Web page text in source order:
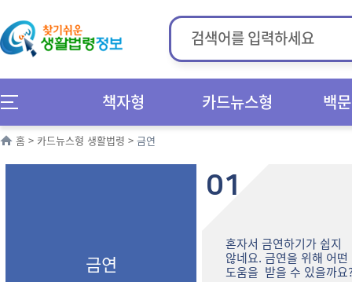
책자형 카드뉴스형 백
홈 > 카드뉴스형 생활법령 > 금연
금연
01
혼자서 금연하기가 쉽지
않네요. 금연을 위해 어떤
도움을 받을 수 있을까요